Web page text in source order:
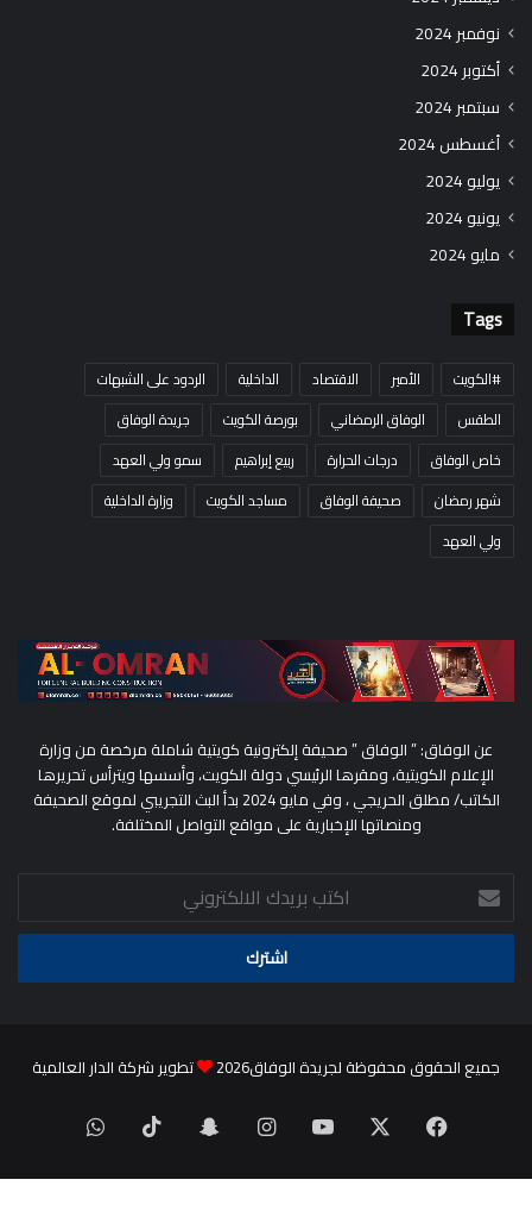
نوفمبر 2024
أكتوبر 2024
سبتمبر 2024
أغسطس 2024
يوليو 2024
يونيو 2024
مايو 2024
Tags
#الكويت الأمير الاقتصاد الداخلية
الردود على الشبهات
الطقس
الوفاق الرمضاني بورصة الكويت
جريدة الوفاق
خاص الوفاق
درجات الحرارة ربيع إبراهيم
سمو ولي العهد
شهر رمضان
صحيفة الوفاق مساجد الكويت
وزارة الداخلية
ولي العهد
عن الوفاق: ” الوفاق ” صحيفة إلكترونية كويتية شاملة مرخصة من وزارة
الإعلام الكويتية، ومقرها الرئيسي دولة الكويت، وأسسها ويترأس تحريرها
الكاتب/ مطلق الحريجي ، وفي مايو 2024 بدأ البث التجريبي لموقع الصحيفة
ومنصاتها الإخبارية على مواقع التواصل المختلفة.
اكتب
بريدك
الالكتروني
جميع الحقوق محفوظة لجريدة الوفاق2026 تطوير شركة الدار العالمية
فيسبوك ‫YouTubeانستقرامسناب
تشات
‫TikTokواتساب